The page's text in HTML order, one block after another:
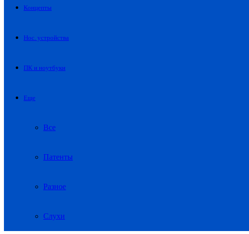
Концепты
Нос. устройства
ПК и ноутбуки
Еще
Все
Патенты
Разное
Слухи